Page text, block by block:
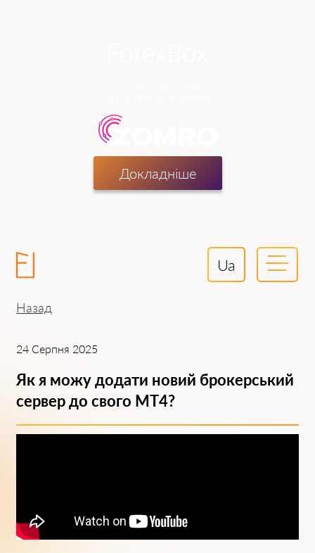
Докладніше
Ua
Назад
24 Серпня 2025
Як я можу додати новий брокерський
сервер до свого MT4?